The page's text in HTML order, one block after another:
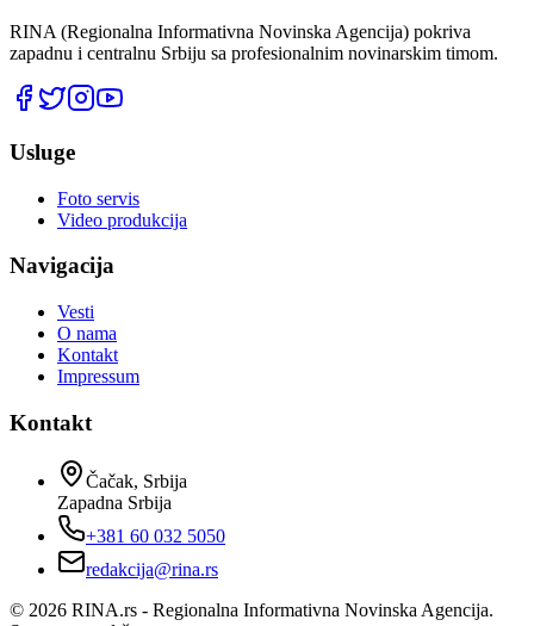
RINA (Regionalna Informativna Novinska Agencija) pokriva
zapadnu i centralnu Srbiju sa profesionalnim novinarskim timom.
Usluge
Foto servis
Video produkcija
Navigacija
Vesti
O nama
Kontakt
Impressum
Kontakt
Čačak, Srbija
Zapadna Srbija
+381 60 032 5050
redakcija@rina.rs
© 2026 RINA.rs - Regionalna Informativna Novinska Agencija.